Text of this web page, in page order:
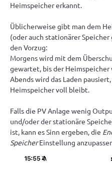
Heimspeicher erkannt.
Üblicherweise gibt man dem
(oder auch stationärer Speicher
den Vorzug:
Morgens wird mit dem
gewartet, bis der Heimspeicher
Abends wird das Laden
Heimspeicher voll bleibt.
Falls die PV Anlage wenig
und/oder der stationäre
ist, kann es Sinn ergeben, die
Speicher Einstellung